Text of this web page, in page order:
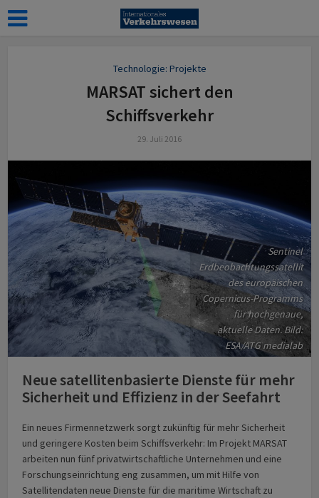
Technologie: Projekte
MARSAT sichert den
Schiffsverkehr
29. Juli 2016
Sentinel
Erdbeobachtungssatellit
des europäischen
Copernicus-Programms
für hochgenaue,
aktuelle Daten. Bild:
ESA/ATG medialab
Neue satellitenbasierte Dienste für mehr
Sicherheit und Effizienz in der Seefahrt
Ein neues Firmennetzwerk sorgt zukünftig für mehr Sicherheit
und geringere Kosten beim Schiffsverkehr: Im Projekt MARSAT
arbeiten nun fünf privatwirtschaftliche Unternehmen und eine
Forschungseinrichtung eng zusammen, um mit Hilfe von
Satellitendaten neue Dienste für die maritime Wirtschaft zu